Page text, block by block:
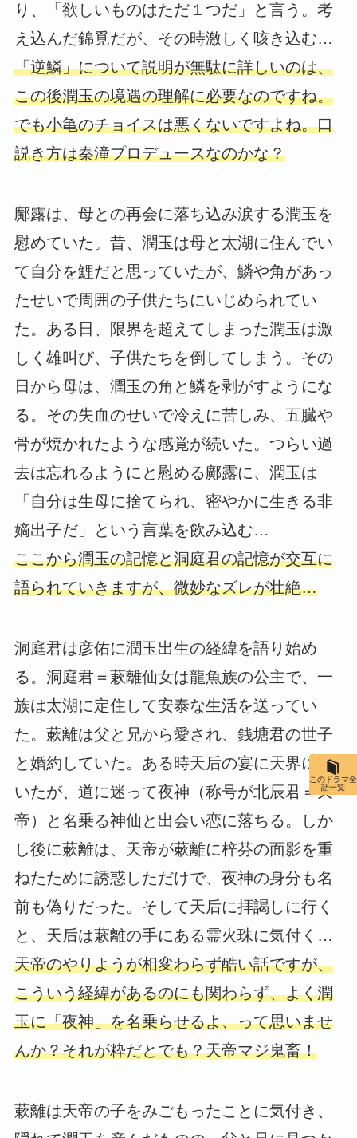
り、「欲しいものはただ１つだ」と言う。考
え込んだ錦覓だが、その時激しく咳き込む…
「逆鱗」について説明が無駄に詳しいのは、
この後潤玉の境遇の理解に必要なのですね。
でも小亀のチョイスは悪くないですよね。口
説き方は秦潼プロデュースなのかな？
鄺露は、母との再会に落ち込み涙する潤玉を
慰めていた。昔、潤玉は母と太湖に住んでい
て自分を鯉だと思っていたが、鱗や角があっ
たせいで周囲の子供たちにいじめられてい
た。ある日、限界を超えてしまった潤玉は激
しく雄叫び、子供たちを倒してしまう。その
日から母は、潤玉の角と鱗を剥がすようにな
る。その失血のせいで冷えに苦しみ、五臓や
骨が焼かれたような感覚が続いた。つらい過
去は忘れるようにと慰める鄺露に、潤玉は
「自分は生母に捨てられ、密やかに生きる非
嫡出子だ」という言葉を飲み込む…
ここから潤玉の記憶と洞庭君の記憶が交互に
語られていきますが、微妙なズレが壮絶…
洞庭君は彦佑に潤玉出生の経緯を語り始め
る。洞庭君＝蔌離仙女は龍魚族の公主で、一
族は太湖に定住して安泰な生活を送ってい
た。蔌離は父と兄から愛され、銭塘君の世子
と婚約していた。ある時天后の宴に天界に赴
いたが、道に迷って夜神（称号が北辰君＝天
帝）と名乗る神仙と出会い恋に落ちる。しか
し後に蔌離は、天帝が蔌離に梓芬の面影を重
ねたために誘惑しただけで、夜神の身分も名
前も偽りだった。そして天后に拝謁しに行く
と、天后は蔌離の手にある霊火珠に気付く…
天帝のやりようが相変わらず酷い話ですが、
こういう経緯があるのにも関わらず、よく潤
玉に「夜神」を名乗らせるよ、って思いませ
んか？それが粋だとでも？天帝マジ鬼畜！
蔌離は天帝の子をみごもったことに気付き、
このドラマ全
話一覧